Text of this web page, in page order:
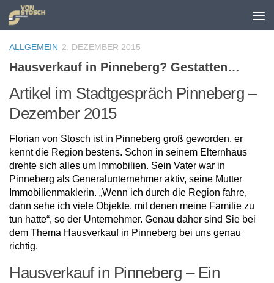
Zum Inhalt springen
ALLGEMEIN 2. DEZEMBER 2015
Hausverkauf in Pinneberg? Gestatten…
Artikel im Stadtgespräch Pinneberg –
Dezember 2015
Florian von Stosch ist in Pinneberg groß geworden, er
kennt die Region bestens. Schon in seinem Elternhaus
drehte sich alles um Immobilien. Sein Vater war in
Pinneberg als Generalunternehmer aktiv, seine Mutter
Immobilienmaklerin. „Wenn ich durch die Region fahre,
dann sehe ich viele Objekte, mit denen meine Familie zu
tun hatte“, so der Unternehmer. Genau daher sind Sie bei
dem Thema Hausverkauf in Pinneberg bei uns genau
richtig.
Hausverkauf in Pinneberg – Ein